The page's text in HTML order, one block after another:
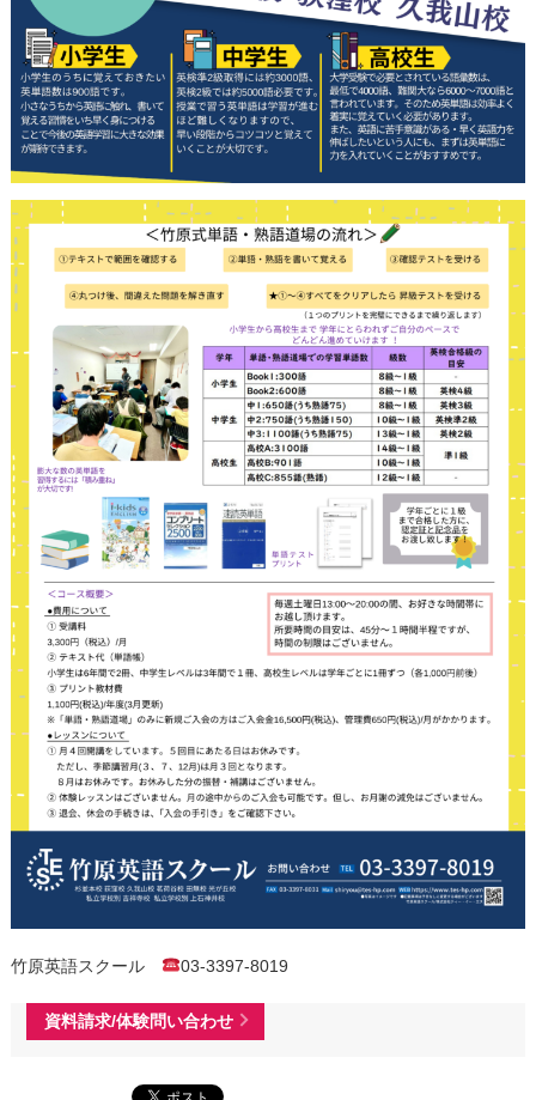
竹原英語スクール 03-3397-8019
資料請求/体験問い合わせ